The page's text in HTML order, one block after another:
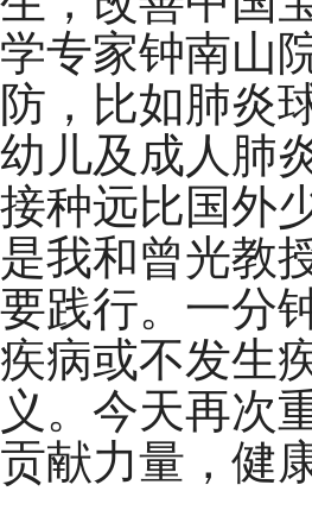
学专家钟南山
防，比如肺炎
幼儿及成人肺
接种远比国外
是我和曾光教
要践行。一分
疾病或不发生
义。今天再次
贡献力量，健